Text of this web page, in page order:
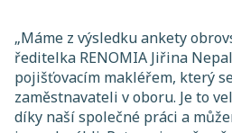
„Máme z výsledku ankety
ředitelka RENOMIA Jiřina
pojišťovacím makléřem, který
zaměstnavateli v oboru. Je to
díky naší společné práci a